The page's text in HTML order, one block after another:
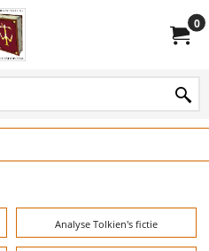
0
Analyse Tolkien's fictie